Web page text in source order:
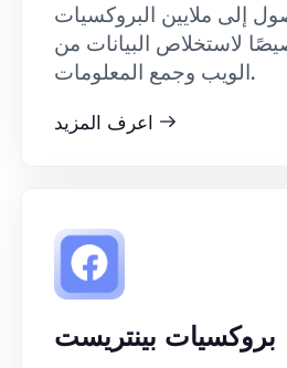
إلى ملايين البروكسيات
لاستخلاص البيانات من
الويب وجمع المعلومات.
اعرف المزيد
بروكسيات بينتريست